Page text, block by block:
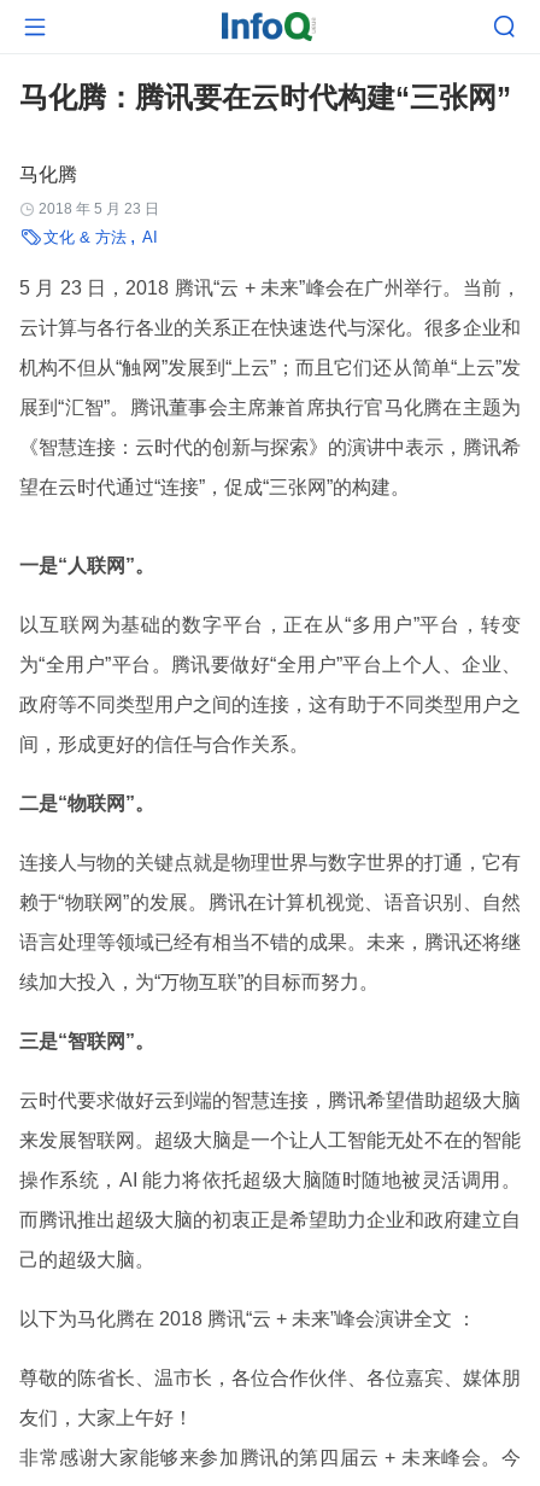
 
马化腾：腾讯要在云时代构建“三张网”
马化腾
 2018 年 5 月 23 日
文化 & 方法 AI
5 月 23 日，2018 腾讯“云 + 未来”峰会在广州举行。当前，
云计算与各行各业的关系正在快速迭代与深化。很多企业和
机构不但从“触网”发展到“上云”；而且它们还从简单“上云”发
展到“汇智”。腾讯董事会主席兼首席执行官马化腾在主题为
《智慧连接：云时代的创新与探索》的演讲中表示，腾讯希
望在云时代通过“连接”，促成“三张网”的构建。
一是“人联网”。
以互联网为基础的数字平台，正在从“多用户”平台，转变
为“全用户”平台。腾讯要做好“全用户”平台上个人、企业、
政府等不同类型用户之间的连接，这有助于不同类型用户之
间，形成更好的信任与合作关系。
二是“物联网”。
连接人与物的关键点就是物理世界与数字世界的打通，它有
赖于“物联网”的发展。腾讯在计算机视觉、语音识别、自然
语言处理等领域已经有相当不错的成果。未来，腾讯还将继
续加大投入，为“万物互联”的目标而努力。
三是“智联网”。
云时代要求做好云到端的智慧连接，腾讯希望借助超级大脑
来发展智联网。超级大脑是一个让人工智能无处不在的智能
操作系统，AI 能力将依托超级大脑随时随地被灵活调用。
而腾讯推出超级大脑的初衷正是希望助力企业和政府建立自
己的超级大脑。
以下为马化腾在 2018 腾讯“云 + 未来”峰会演讲全文 ：
尊敬的陈省长、温市长，各位合作伙伴、各位嘉宾、媒体朋
友们，大家上午好！
非常感谢大家能够来参加腾讯的第四届云 + 未来峰会。今